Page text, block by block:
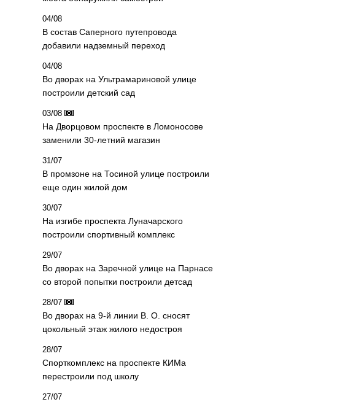
04/08
В состав Саперного путепровода
добавили надземный переход
04/08
Во дворах на Ультрамариновой улице
построили детский сад
03/08
На Дворцовом проспекте в Ломоносове
заменили 30-летний магазин
31/07
В промзоне на Тосиной улице построили
еще один жилой дом
30/07
На изгибе проспекта Луначарского
построили спортивный комплекс
29/07
Во дворах на Заречной улице на Парнасе
со второй попытки построили детсад
28/07
Во дворах на 9-й линии В. О. сносят
цокольный этаж жилого недостроя
28/07
Спорткомплекс на проспекте КИМа
перестроили под школу
27/07